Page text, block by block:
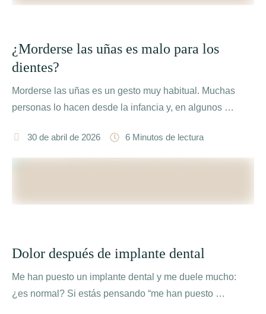
¿Morderse las uñas es malo para los
dientes?
Morderse las uñas es un gesto muy habitual. Muchas
personas lo hacen desde la infancia y, en algunos …
30 de abril de 2026 6 Minutos de lectura
Dolor después de implante dental
Me han puesto un implante dental y me duele mucho:
¿es normal? Si estás pensando “me han puesto …